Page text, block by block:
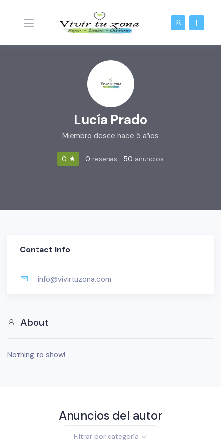
Lucía Prado
Miembro desde hace 5 años
0 0 reseñas 50 anuncios
Contact Info
info@vivirtuzona.com
About
Nothing to show!
Anuncios del autor
Filtrar por categoría